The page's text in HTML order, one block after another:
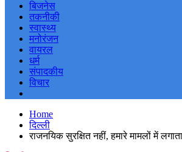
बिजनेस
तकनीकी
स्वास्थ्य
मनोरंजन
वायरल
धर्म
संपादकीय
विचार
Home
दिल्ली
राजनयिक सुरक्षित नहीं, हमारे मामलों में